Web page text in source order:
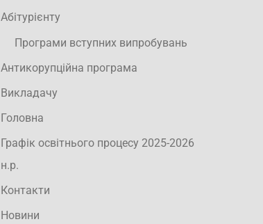
Абітурієнту
Програми вступних випробувань
Антикорупційна програма
Викладачу
Головна
Графік освітнього процесу 2025-2026
н.р.
Контакти
Новини